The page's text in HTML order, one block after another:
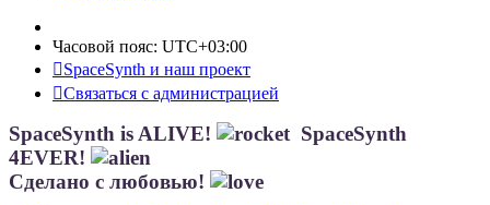
Часовой пояс: UTC+03:00
SpaceSynth и наш проект
Связаться с администрацией
SpaceSynth is ALIVE!
SpaceSynth
4EVER!
Сделано с любовью!